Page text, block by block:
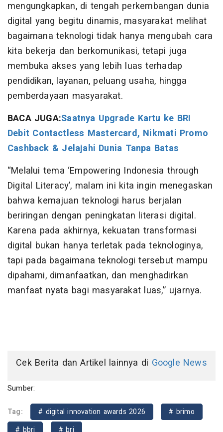
mengungkapkan, di tengah perkembangan dunia
digital yang begitu dinamis, masyarakat melihat
bagaimana teknologi tidak hanya mengubah cara
kita bekerja dan berkomunikasi, tetapi juga
membuka akses yang lebih luas terhadap
pendidikan, layanan, peluang usaha, hingga
pemberdayaan masyarakat.
BACA JUGA:Saatnya Upgrade Kartu ke BRI
Debit Contactless Mastercard, Nikmati Promo
Cashback & Jelajahi Dunia Tanpa Batas
“Melalui tema ‘Empowering Indonesia through
Digital Literacy’, malam ini kita ingin menegaskan
bahwa kemajuan teknologi harus berjalan
beriringan dengan peningkatan literasi digital.
Karena pada akhirnya, kekuatan transformasi
digital bukan hanya terletak pada teknologinya,
tapi pada bagaimana teknologi tersebut mampu
dipahami, dimanfaatkan, dan menghadirkan
manfaat nyata bagi masyarakat luas,” ujarnya.
Cek Berita dan Artikel lainnya di Google News
Sumber:
Tag: # digital innovation awards 2026
# brimo
# bbri
# bri